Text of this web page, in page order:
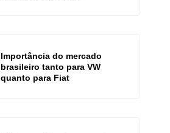
Importância do mercado
brasileiro tanto para VW
quanto para Fiat